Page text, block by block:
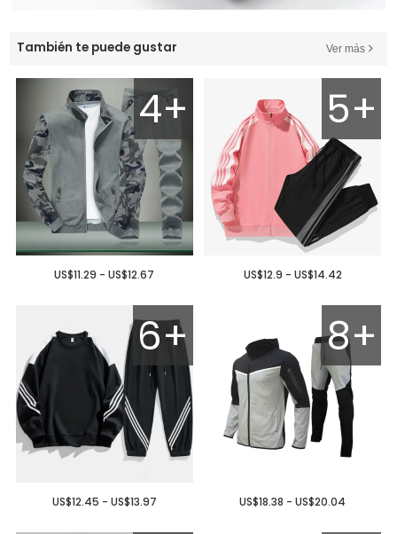
También te puede gustar Ver más
4+
US$11.29 - US$12.67
5+
US$12.9 - US$14.42
6+
US$12.45 - US$13.97
8+
US$18.38 - US$20.04